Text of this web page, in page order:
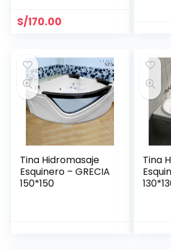
S/170.00
Tina Hidromasaje
Esquinero – GRECIA
150*150
Tina